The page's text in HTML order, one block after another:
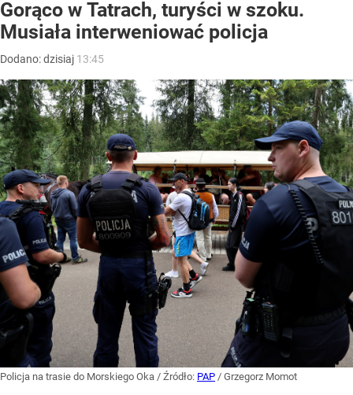
Gorąco w Tatrach, turyści w szoku.
Musiała interweniować policja
Dodano:dzisiaj 13:45
Policja na trasie do Morskiego Oka / Źródło: PAP / Grzegorz Momot